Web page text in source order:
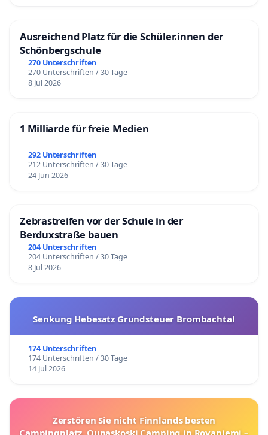
Ausreichend Platz für die Schüler.innen der
Schönbergschule
270 Unterschriften
270 Unterschriften / 30 Tage
8 Jul 2026
1 Milliarde für freie Medien
292 Unterschriften
212 Unterschriften / 30 Tage
24 Jun 2026
Zebrastreifen vor der Schule in der
Berduxstraße bauen
204 Unterschriften
204 Unterschriften / 30 Tage
8 Jul 2026
Senkung Hebesatz Grundsteuer Brombachtal
174 Unterschriften
174 Unterschriften / 30 Tage
14 Jul 2026
Zerstören Sie nicht Finnlands besten
Campingplatz, Ounaskoski Camping in Rovaniemi –